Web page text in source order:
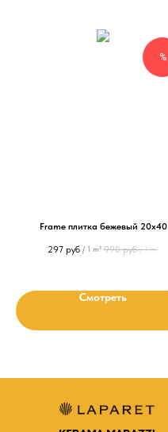
%
Frame плитка бежевый 20х40
297 руб / 1 m² 990 руб / 1 m²
Смотреть